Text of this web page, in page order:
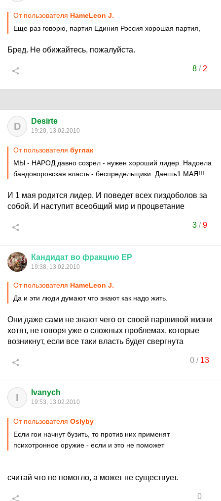
От пользователя HameLeon J.
Еще раз говорю, партия Единия Россия хорошая партия,
Бред. Не обижайтесь, пожалуйста.
8/ 2
D Desirte
19:20, 13.02.2010
От пользователя буглак
МЫ - НАРОД давно созрел - нужен хороший лидер. Надоела
бандоворовская власть - беспредельщики. Даешъ1 МАЯ!!!
И 1 мая родится лидер. И поведет всех пиздоболов за
собой. И наступит всеобщий мир и процветание
3/9
Кандидат во фракцию ЕР
19:38, 13.02.2010
От пользователя HameLeon J.
Да и эти люди думают что знают как надо жить.
Они даже сами не знают чего от своей паршивой жизни
хотят, не говоря уже о сложных проблемах, которые
возникнут, если все таки власть будет свергнута
0 / 13
I Ivanych
19:53, 13.02.2010
От пользователя Oslyby
Если гои начнут бузить, то против них применят
психотронное оружие - если и это не поможет
считай что не помогло, а может не существует.
0